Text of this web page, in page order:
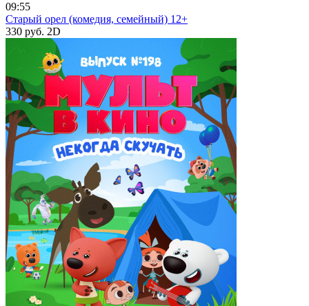
09:55
Старый орел (комедия, семейный) 12+
330 руб. 2D